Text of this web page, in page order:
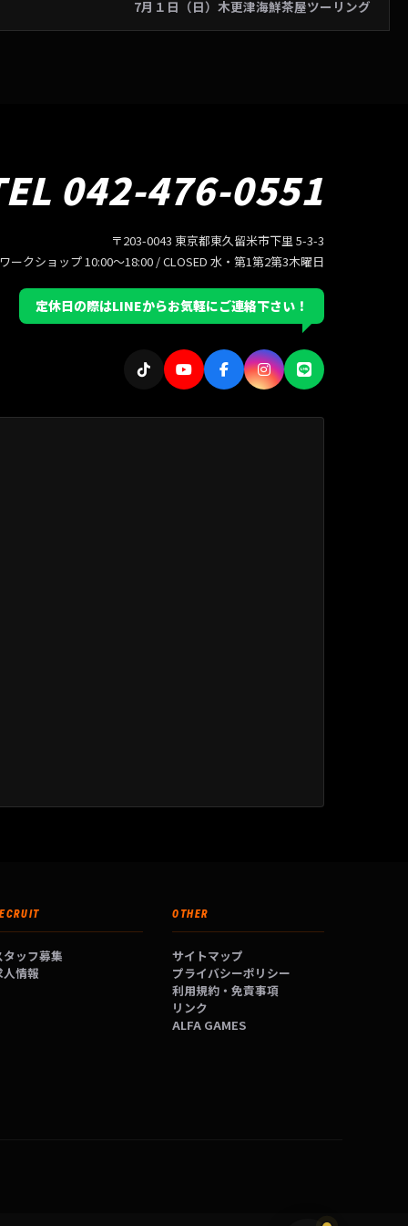
7月１日（日）木更津海鮮茶屋ツーリング
042-476-0551
〒203-0043 東京都東久留米市下里 5-3-3
ークショップ 10:00〜18:00 / CLOSED 水・第1第2第3木曜日
定休日の際はLINEからお気軽にご連絡下さい！
タッフ募集
人情報
OTHER
サイトマップ
プライバシーポリシー
利用規約・免責事項
リンク
ALFA GAMES